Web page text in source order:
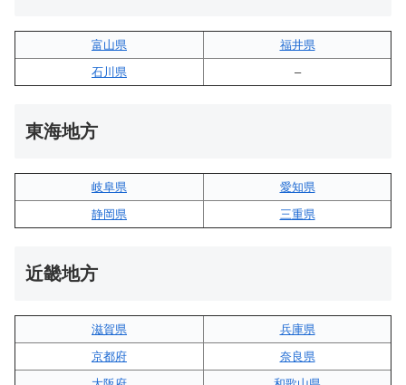
富山県
福井県
石川県
–
東海地方
岐阜県
愛知県
静岡県
三重県
近畿地方
滋賀県
兵庫県
京都府
奈良県